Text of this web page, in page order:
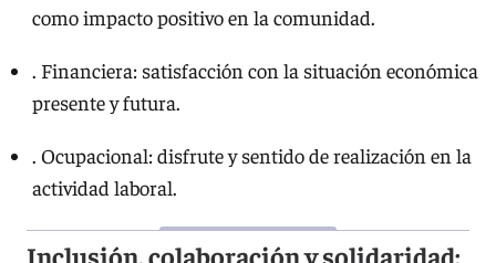
como impacto positivo en la comunidad.
. Financiera: satisfacción con la situación económica
presente y futura.
. Ocupacional: disfrute y sentido de realización en la
actividad laboral.
Inclusión, colaboración y solidaridad: